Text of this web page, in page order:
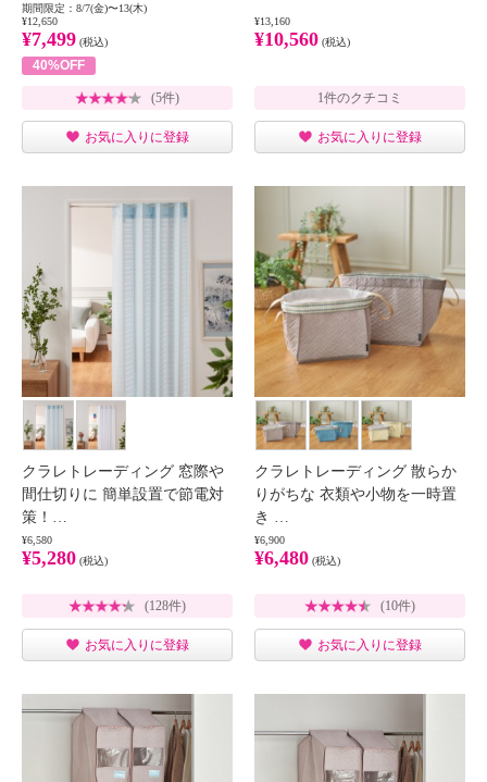
期間限定：8/7(金)〜13(木)
¥12,650
¥7,499 (税込)
40%OFF
(5件)
お気に入りに登録
¥13,160
¥10,560 (税込)
1件のクチコミ
お気に入りに登録
クラレトレーディング 窓際や
間仕切りに 簡単設置で節電対
策！…
¥6,580
¥5,280 (税込)
(128件)
お気に入りに登録
クラレトレーディング 散らか
りがちな 衣類や小物を一時置
き …
¥6,900
¥6,480 (税込)
(10件)
お気に入りに登録